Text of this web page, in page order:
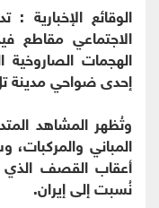
الوقائع
الاجتماعي مقاطع
الهجمات
إحدى ضواحي مدينة
وتُظهر المشاهد
المباني
أعقاب القصف
نُسبت إلى إيران.